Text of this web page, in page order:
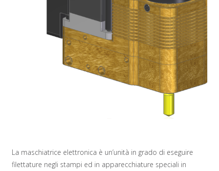
La maschiatrice elettronica è un’unità in grado di eseguire
filettature negli stampi ed in apparecchiature speciali in